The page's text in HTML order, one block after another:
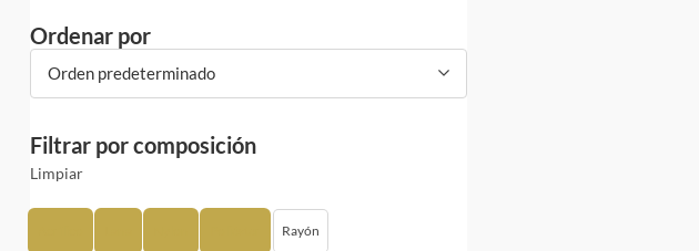
Ordenar por
Orden predeterminado
Filtrar por composición
Limpiar
Rayón